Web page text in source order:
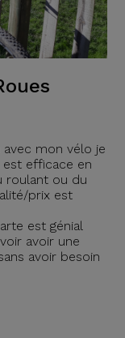
mon vélo je
efficace en
roulant ou du
prix est
est génial
avoir une
avoir besoin